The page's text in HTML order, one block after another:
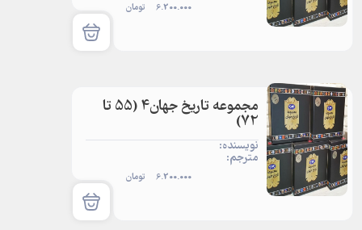
6.200.000 تومان
مجموعه تاریخ جهان4 (55 تا
72)
نویسنده:
مترجم:
6.200.000 تومان